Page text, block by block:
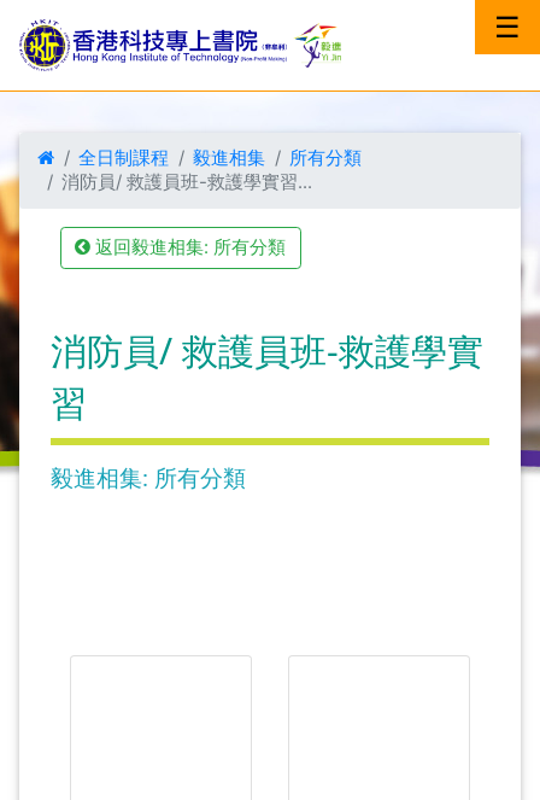
☰
全日制課程 毅進相集
所有分類
消防員/ 救護員班-救護學實習...
返回毅進相集: 所有分類
消防員/ 救護員班-救護學實
習
毅進相集: 所有分類